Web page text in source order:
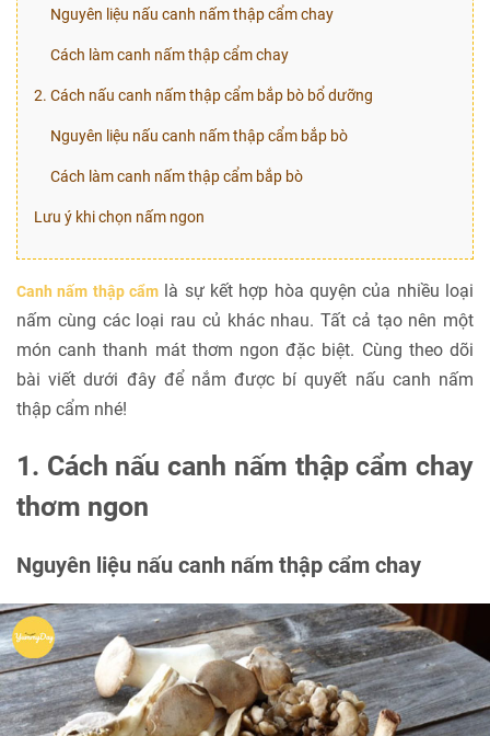
Nguyên liệu nấu canh nấm thập cẩm chay
Cách làm canh nấm thập cẩm chay
2. Cách nấu canh nấm thập cẩm bắp bò bổ dưỡng
Nguyên liệu nấu canh nấm thập cẩm bắp bò
Cách làm canh nấm thập cẩm bắp bò
Lưu ý khi chọn nấm ngon
Canh nấm thập cẩm là sự kết hợp hòa quyện của nhiều loại
nấm cùng các loại rau củ khác nhau. Tất cả tạo nên một
món canh thanh mát thơm ngon đặc biệt. Cùng theo dõi
bài viết dưới đây để nắm được bí quyết nấu canh nấm
thập cẩm nhé!
1. Cách nấu canh nấm thập cẩm chay
thơm ngon
Nguyên liệu nấu canh nấm thập cẩm chay